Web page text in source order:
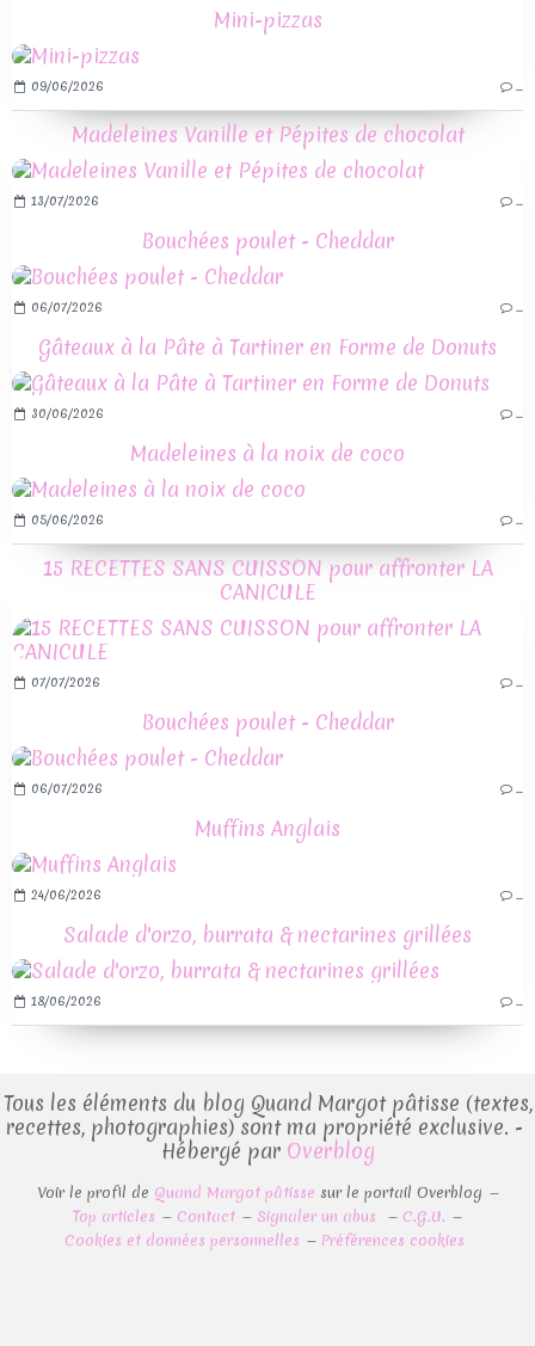
Mini-pizzas
09/06/2026 …
Madeleines Vanille et Pépites de chocolat
13/07/2026 …
Bouchées poulet - Cheddar
06/07/2026 …
Gâteaux à la Pâte à Tartiner en Forme de Donuts
30/06/2026 …
Madeleines à la noix de coco
05/06/2026 …
15 RECETTES SANS CUISSON pour affronter LA
CANICULE
07/07/2026 …
Bouchées poulet - Cheddar
06/07/2026 …
Muffins Anglais
24/06/2026 …
Salade d'orzo, burrata & nectarines grillées
18/06/2026 …
Tous les éléments du blog Quand Margot pâtisse (textes,
recettes, photographies) sont ma propriété exclusive. -
Hébergé par Overblog
Voir le profil de Quand Margot pâtisse sur le portail Overblog
Top articles
Contact Signaler un abus
C.G.U.
Cookies et données personnelles
Préférences cookies